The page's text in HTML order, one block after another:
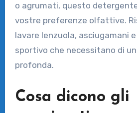
o agrumati, questo
vostre preferenze olfattive.
lavare lenzuola, asciugamani
sportivo che necessitano di
profonda.
Cosa dicono gli